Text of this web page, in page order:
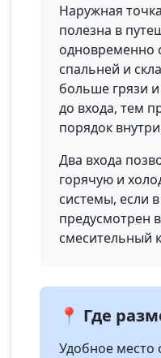
Наружная
полезна в
одновременно
спальней и
больше грязи
до входа, тем
порядок
Два входа
горячую и
системы, если
предусмотрен
смесительный
📍 Где
Удобное место